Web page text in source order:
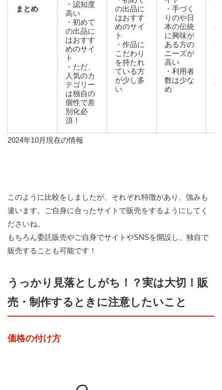
まとめ
・認知度
高い
・初めて
の出品に
はおすす
めのサイ
ト
・ただ、
人気のカ
テゴリー
は独自の
個性で差
別化必
須！
の出品に
はおすす
めのサイ
ト
・作品に
こだわり
を持たれ
ている方
が少し多
い
・手づく
りのや日
本の伝統
に興味が
ある方の
ニーズが
高い
・利用者
数は少な
め
2024年10月現在の情報
このように比較をしましたが、それぞれ特徴があり、強みも
違います。ご自身に合ったサイトで販売をするようにしてく
ださいね。
もちろん委託販売やご自身でサイトやSNSを開設し、独自で
販売することも可能です！
うっかり見落としがち！？実は大切！販
売・制作するときに注意したいこと
価格の付け方